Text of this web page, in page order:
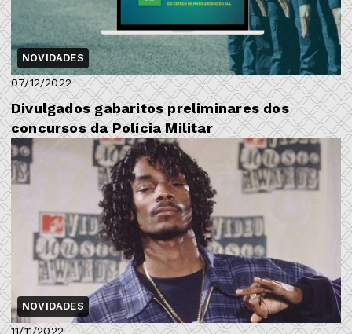
NOVIDADES
07/12/2022
Divulgados gabaritos preliminares dos
concursos da Polícia Militar
NOVIDADES
11/11/2022